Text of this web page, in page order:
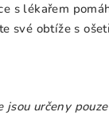
s lékařem
své obtíže s
určeny